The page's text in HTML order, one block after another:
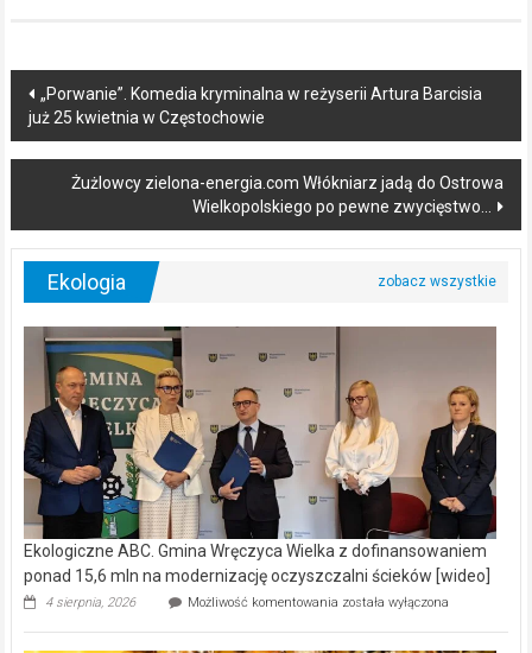
Post
navigation
„Porwanie”. Komedia kryminalna w reżyserii Artura Barcisia
już 25 kwietnia w Częstochowie
Żużlowcy zielona-energia.com Włókniarz jadą do Ostrowa
Wielkopolskiego po pewne zwycięstwo…
Ekologia
Ekologiczne ABC. Gmina Wręczyca Wielka z dofinansowaniem
ponad 15,6 mln na modernizację oczyszczalni ścieków [wideo]
4 sierpnia, 2026 Możliwość komentowania Ekologiczne
została wyłączona